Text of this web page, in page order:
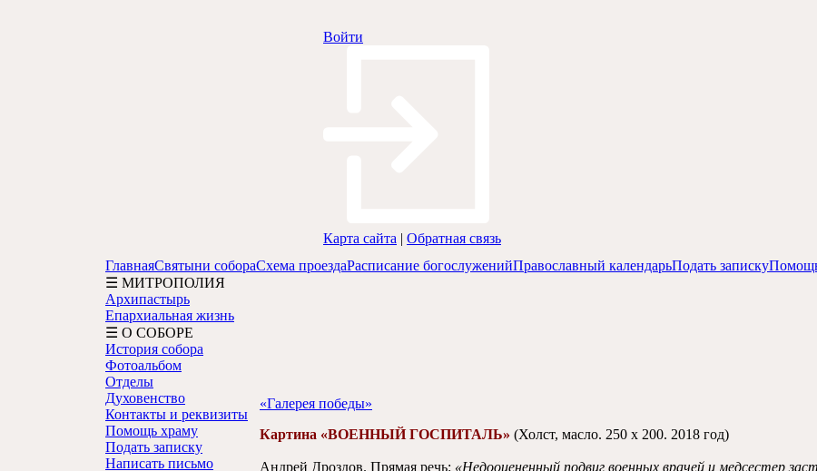
Войти
Карта сайта | Обратная связь
ГлавнаяСвятыни собораСхема проездаРасписание богослуженийПравославный календарьПодать записку
☰ МИТРОПОЛИЯ
Архипастырь
Епархиальная жизнь
☰ О СОБОРЕ
История собора
Фотоальбом
Отделы
Духовенство
Контакты и реквизиты
Помощь храму
Подать записку
Написать письмо
«Галерея победы»
Картина «ВОЕННЫЙ ГОСПИТАЛЬ» (Холст, масло. 250 х 200. 2018 год)
Андрей Дроздов. Прямая речь: «Недооцененный подвиг военных врачей и медсестер